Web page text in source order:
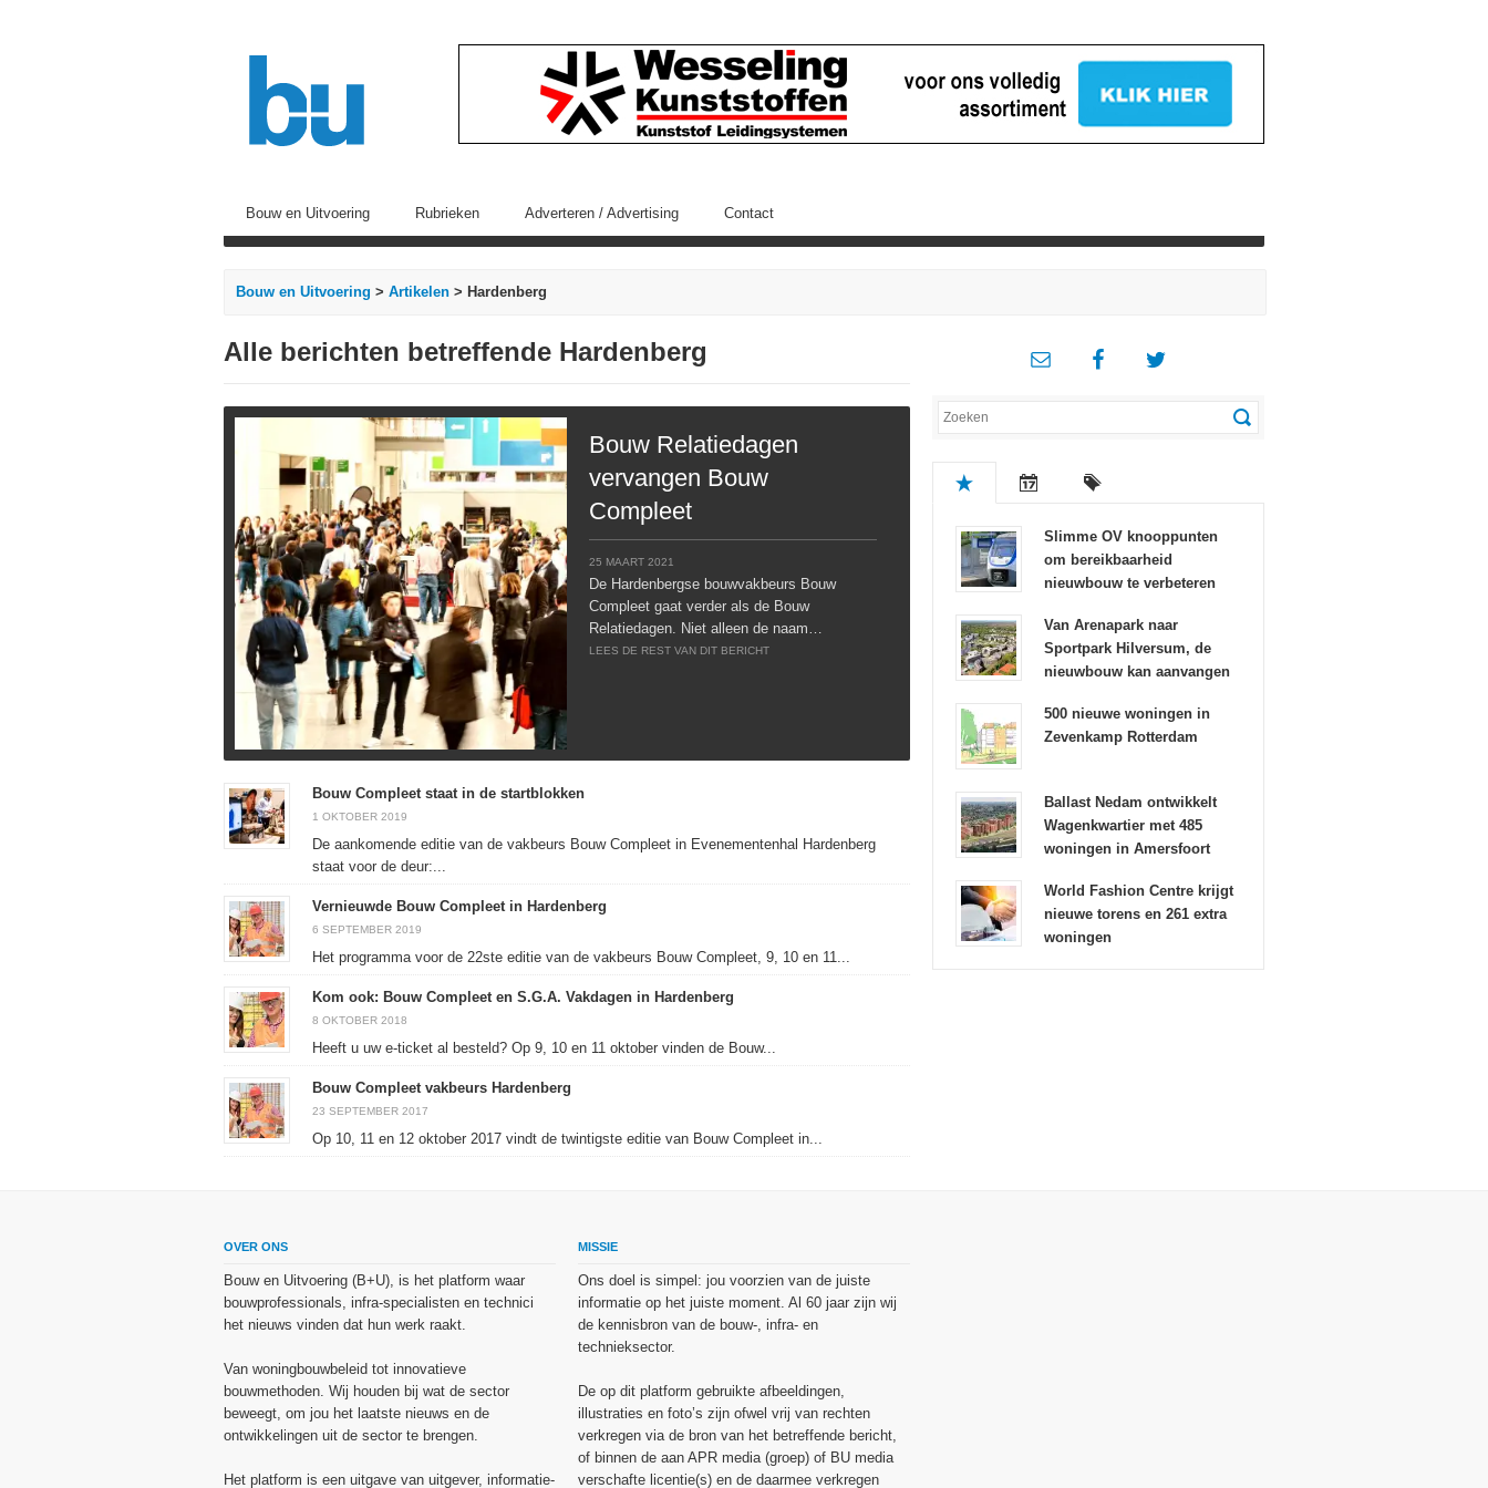
Bouw en Uitvoering Rubrieken Adverteren / Advertising Contact
Bouw en Uitvoering > Artikelen > Hardenberg
Alle berichten betreffende Hardenberg
Bouw Relatiedagen
vervangen Bouw
Compleet
25 MAART 2021
De Hardenbergse bouwvakbeurs Bouw
Compleet gaat verder als de Bouw
Relatiedagen. Niet alleen de naam…
LEES DE REST VAN DIT BERICHT
Bouw Compleet staat in de startblokken
1 OKTOBER 2019
De aankomende editie van de vakbeurs Bouw Compleet in Evenementenhal Hardenberg
staat voor de deur:...
Vernieuwde Bouw Compleet in Hardenberg
6 SEPTEMBER 2019
Het programma voor de 22ste editie van de vakbeurs Bouw Compleet, 9, 10 en 11...
Kom ook: Bouw Compleet en S.G.A. Vakdagen in Hardenberg
8 OKTOBER 2018
Heeft u uw e-ticket al besteld? Op 9, 10 en 11 oktober vinden de Bouw...
Bouw Compleet vakbeurs Hardenberg
23 SEPTEMBER 2017
Op 10, 11 en 12 oktober 2017 vindt de twintigste editie van Bouw Compleet in...
Slimme OV knooppunten
om bereikbaarheid
nieuwbouw te verbeteren
Van Arenapark naar
Sportpark Hilversum, de
nieuwbouw kan aanvangen
500 nieuwe woningen in
Zevenkamp Rotterdam
Ballast Nedam ontwikkelt
Wagenkwartier met 485
woningen in Amersfoort
World Fashion Centre krijgt
nieuwe torens en 261 extra
woningen
OVER ONS
Bouw en Uitvoering (B+U), is het platform waar
bouwprofessionals, infra-specialisten en technici
het nieuws vinden dat hun werk raakt.
Van woningbouwbeleid tot innovatieve
bouwmethoden. Wij houden bij wat de sector
beweegt, om jou het laatste nieuws en de
ontwikkelingen uit de sector te brengen.
Het platform is een uitgave van uitgever, informatie-
MISSIE
Ons doel is simpel: jou voorzien van de juiste
informatie op het juiste moment. Al 60 jaar zijn wij
de kennisbron van de bouw-, infra- en
technieksector.
De op dit platform gebruikte afbeeldingen,
illustraties en foto’s zijn ofwel vrij van rechten
verkregen via de bron van het betreffende bericht,
of binnen de aan APR media (groep) of BU media
verschafte licentie(s) en de daarmee verkregen